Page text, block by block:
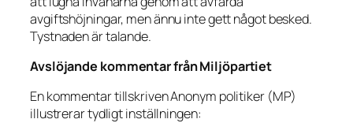
avgiftshöjningar, men ännu inte gett något besked.
Tystnaden är talande.
Avslöjande kommentar från Miljöpartiet
En kommentar tillskriven Anonym politiker (MP)
illustrerar tydligt inställningen: